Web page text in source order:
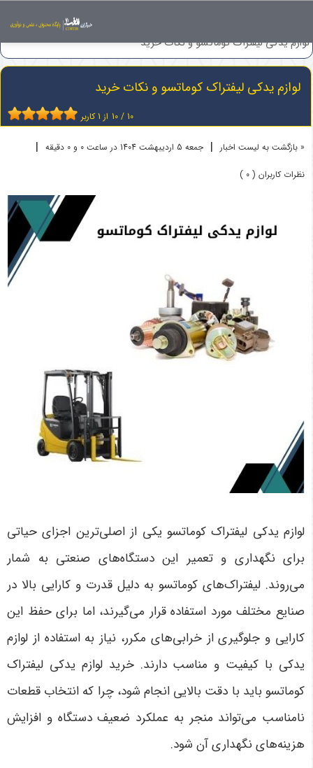
لوازم یدکی لیفتراک کوماتسو و نکات خرید
لوازم یدکی لیفتراک کوماتسو و نکات خرید
10 / 10 از 1کاربر
« بازگشت به لیست اخبار | جمعه 5 ارديبهشت 1404 در ساعت 0 و 0 دقیقه |
نظرات کاربران ( 0 )
لوازم یدکی لیفتراک کوماتسو یکی از اصلی‌ترین اجزای حیاتی
برای نگهداری و تعمیر این دستگاه‌های صنعتی به شمار
می‌روند. لیفتراک‌های کوماتسو به دلیل قدرت و کارایی بالا در
صنایع مختلف مورد استفاده قرار می‌گیرند، اما برای حفظ این
کارایی و جلوگیری از خرابی‌های مکرر، نیاز به استفاده از لوازم
یدکی با کیفیت و مناسب دارند. خرید لوازم یدکی لیفتراک
کوماتسو باید با دقت بالایی انجام شود، چرا که انتخاب قطعات
نامناسب می‌تواند منجر به عملکرد ضعیف دستگاه و افزایش
هزینه‌های نگهداری آن شود.